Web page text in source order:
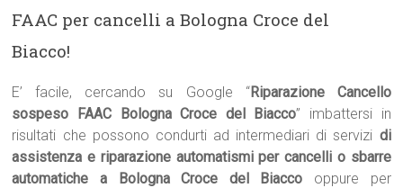
FAAC per cancelli a Bologna Croce del
Biacco!
E’ facile, cercando su Google “Riparazione Cancello
sospeso FAAC Bologna Croce del Biacco” imbattersi in
risultati che possono condurti ad intermediari di servizi di
assistenza e riparazione automatismi per cancelli o sbarre
automatiche a Bologna Croce del Biacco oppure per